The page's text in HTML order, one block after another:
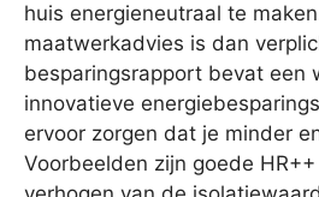
huis energieneutraal te
maatwerkadvies is dan
besparingsrapport bevat een
innovatieve
ervoor zorgen dat je minder
Voorbeelden zijn goede